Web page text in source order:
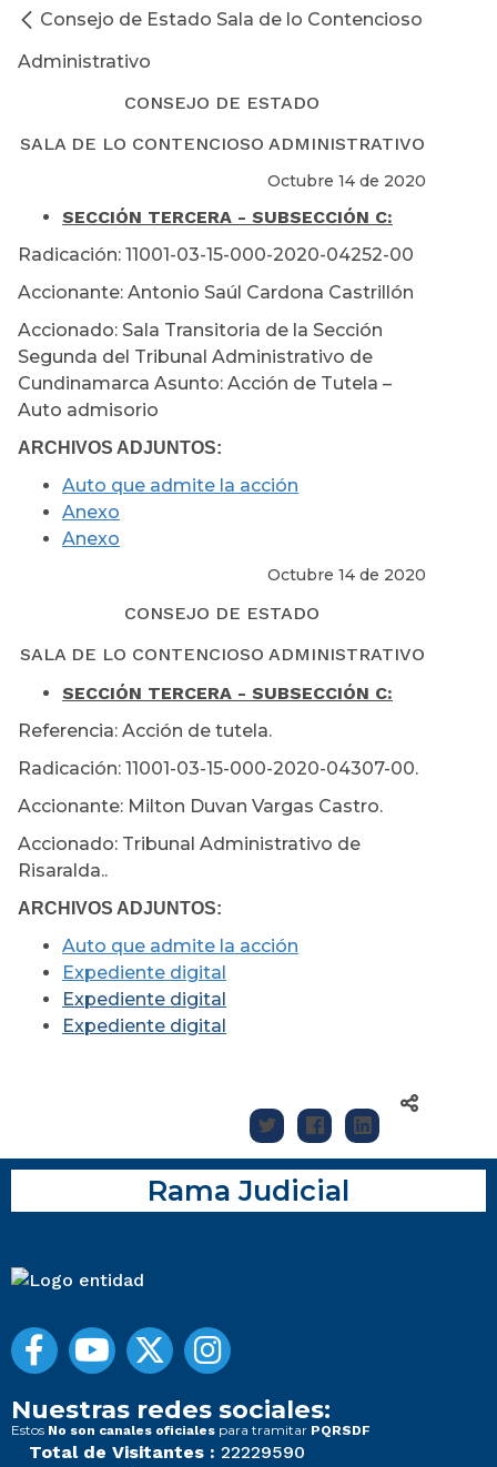
Consejo de Estado Sala de lo Contencioso
Administrativo
CONSEJO DE ESTADO
SALA DE LO CONTENCIOSO ADMINISTRATIVO
Octubre 14 de 2020
SECCIÓN TERCERA - SUBSECCIÓN C:
Radicación: 11001-03-15-000-2020-04252-00
Accionante: Antonio Saúl Cardona Castrillón
Accionado: Sala Transitoria de la Sección
Segunda del Tribunal Administrativo de
Cundinamarca Asunto: Acción de Tutela –
Auto admisorio
ARCHIVOS ADJUNTOS:
Auto que admite la acción
Anexo
Anexo
Octubre 14 de 2020
CONSEJO DE ESTADO
SALA DE LO CONTENCIOSO ADMINISTRATIVO
SECCIÓN TERCERA - SUBSECCIÓN C:
Referencia: Acción de tutela.
Radicación: 11001-03-15-000-2020-04307-00.
Accionante: Milton Duvan Vargas Castro.
Accionado: Tribunal Administrativo de
Risaralda..
ARCHIVOS ADJUNTOS:
Auto que admite la acción
Expediente digital
Expediente digital
Expediente digital
Rama Judicial
Nuestras redes sociales:
Estos No son canales oficiales para tramitar PQRSDF
Total de Visitantes : 22229590